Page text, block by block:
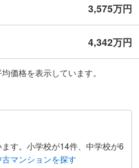
3,575万円
4,342万円
価格を表示しています。
す。小学校が14件、中学校が6
マンションを探す